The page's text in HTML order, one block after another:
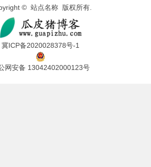
© 站点名称 版权所有.
冀ICP备2020028378号-1
网安备 13042402000123号